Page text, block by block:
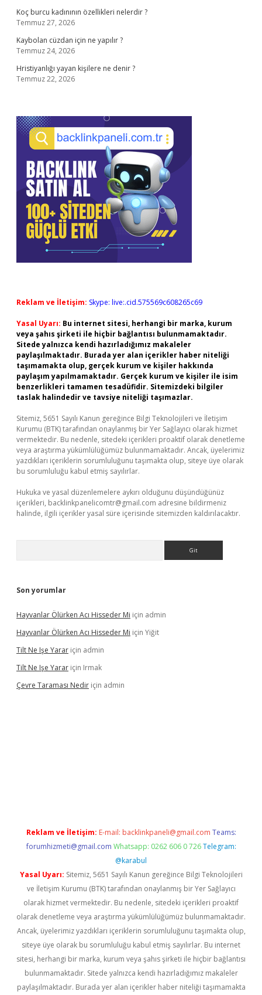
Koç burcu kadınının özellikleri nelerdir ?
Temmuz 27, 2026
Kaybolan cüzdan için ne yapılır ?
Temmuz 24, 2026
Hristiyanlığı yayan kişilere ne denir ?
Temmuz 22, 2026
Reklam ve İletişim: Skype: live:.cid.575569c608265c69
Yasal Uyarı: Bu internet sitesi, herhangi bir marka, kurum
veya şahıs şirketi ile hiçbir bağlantısı bulunmamaktadır.
Sitede yalnızca kendi hazırladığımız makaleler
paylaşılmaktadır. Burada yer alan içerikler haber niteliği
taşımamakta olup, gerçek kurum ve kişiler hakkında
paylaşım yapılmamaktadır. Gerçek kurum ve kişiler ile isim
benzerlikleri tamamen tesadüfidir. Sitemizdeki bilgiler
taslak halindedir ve tavsiye niteliği taşımazlar.
Sitemiz, 5651 Sayılı Kanun gereğince Bilgi Teknolojileri ve İletişim
Kurumu (BTK) tarafından onaylanmış bir Yer Sağlayıcı olarak hizmet
vermektedir. Bu nedenle, sitedeki içerikleri proaktif olarak denetleme
veya araştırma yükümlülüğümüz bulunmamaktadır. Ancak, üyelerimiz
yazdıkları içeriklerin sorumluluğunu taşımakta olup, siteye üye olarak
bu sorumluluğu kabul etmiş sayılırlar.
Hukuka ve yasal düzenlemelere aykırı olduğunu düşündüğünüz
içerikleri, backlinkpanelicomtr@gmail.com adresine bildirmeniz
halinde, ilgili içerikler yasal süre içerisinde sitemizden kaldırılacaktır.
Son yorumlar
Hayvanlar Ölürken Acı Hisseder Mi için admin
Hayvanlar Ölürken Acı Hisseder Mi için Yiğit
Tilt Ne Işe Yarar için admin
Tilt Ne Işe Yarar için Irmak
Çevre Taraması Nedir için admin
Reklam ve İletişim: E-mail: backlinkpaneli@gmail.com Teams:
forumhizmeti@gmail.com Whatsapp: 0262 606 0 726 Telegram:
@karabul
Yasal Uyarı: Sitemiz, 5651 Sayılı Kanun gereğince Bilgi Teknolojileri
ve İletişim Kurumu (BTK) tarafından onaylanmış bir Yer Sağlayıcı
olarak hizmet vermektedir. Bu nedenle, sitedeki içerikleri proaktif
olarak denetleme veya araştırma yükümlülüğümüz bulunmamaktadır.
Ancak, üyelerimiz yazdıkları içeriklerin sorumluluğunu taşımakta olup,
siteye üye olarak bu sorumluluğu kabul etmiş sayılırlar. Bu internet
sitesi, herhangi bir marka, kurum veya şahıs şirketi ile hiçbir bağlantısı
bulunmamaktadır. Sitede yalnızca kendi hazırladığımız makaleler
paylaşılmaktadır. Burada yer alan içerikler haber niteliği taşımamakta